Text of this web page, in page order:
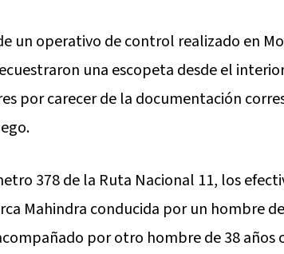
un operativo de control realizado en
una escopeta desde el
por carecer de la documentación
378 de la Ruta Nacional 11, los
Mahindra conducida por un hombre
por otro hombre de 38 años